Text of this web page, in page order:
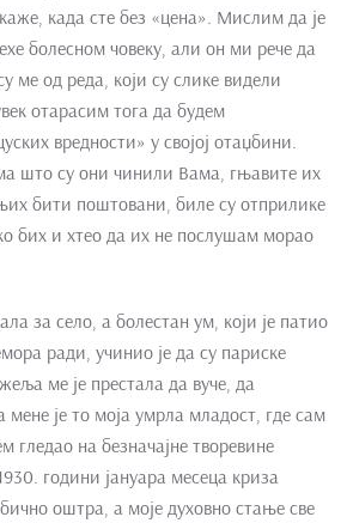
када сте без «цена». Мислим да је
болесном човеку, али он ми рече да
ме од реда, који су слике видели
отарасим тога да будем
вредности» у својој отаџбини.
што су они чинили Вама, гњавите их
бити поштовани, биле су отприлике
бих и хтео да их не послушам морао
за село, а болестан ум, који је патио
ради, учинио је да су париске
ме је престала да вуче, да
је то моја умрла младост, где сам
гледао на безначајне творевине
години јануара месеца криза
оштра, а моје духовно стање све